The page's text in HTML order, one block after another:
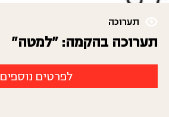
תערוכה
תערוכה בהקמה: "למטה"
לפרטים נוספים